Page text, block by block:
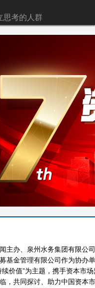
思考的人群
主办、泉州水务集团有限公
基金管理有限公司作为协办
价值”为主题，携手资本市
，共同探讨、助力中国资本